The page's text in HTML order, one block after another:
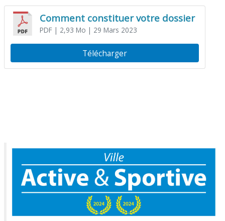
Comment constituer votre dossier
PDF| 2,93 Mo | 29 Mars 2023
Télécharger